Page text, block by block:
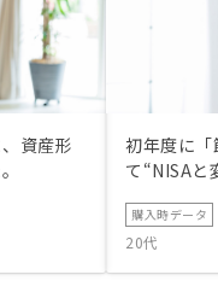
資産形
初年度に
て“NISAと
購入時データ
20代